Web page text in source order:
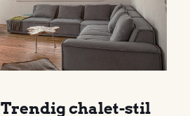
Trendig chalet-stil